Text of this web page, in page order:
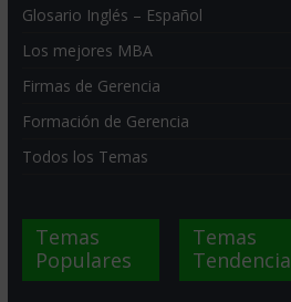
Glosario Inglés – Español
Los mejores MBA
Firmas de Gerencia
Formación de Gerencia
Todos los Temas
Temas
Populares
Temas
Tendencia